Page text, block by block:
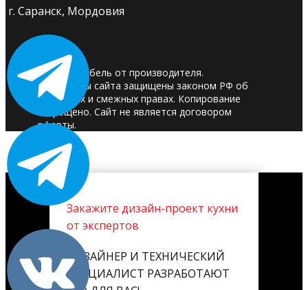
г. Саранск, Мордовия
© 2025. Мебель от производителя.
Материалы сайта защищены законом РФ об
авторских и смежных правах. Копирование
запрещено. Сайт не является договором
оферты.
Закажите дизайн-проект кухни
от экспертов
ДИЗАЙНЕР И ТЕХНИЧЕСКИЙ
СПЕЦИАЛИСТ РАЗРАБОТАЮТ